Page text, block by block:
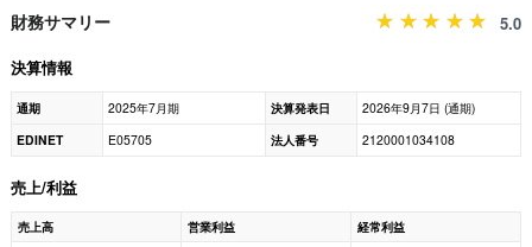
財務サマリー
5.0
決算情報
通期 2025年7月期 決算発表日
2026年9月7日 (通期)
EDINET
E05705 法人番号 2120001034108
売上/利益
売上高 営業利益
経常利益